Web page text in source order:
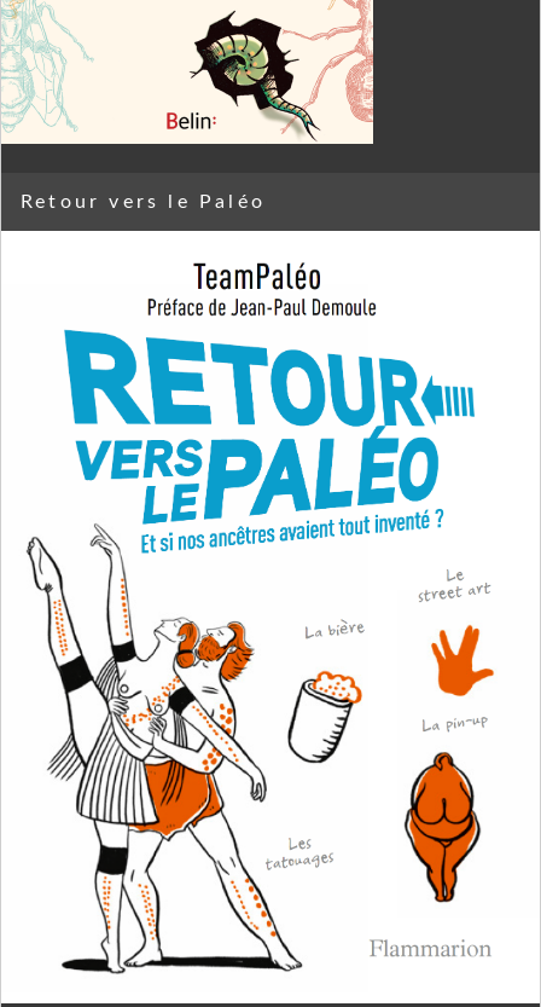
Retour vers le Paléo